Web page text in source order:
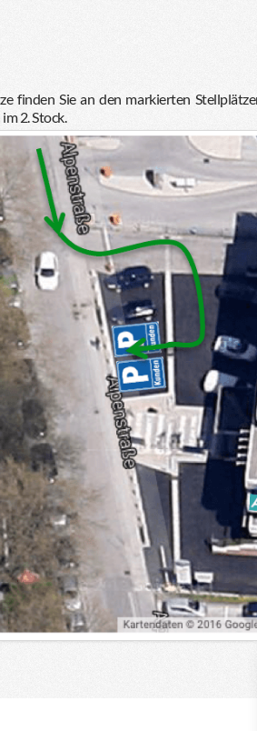
finden Sie an den markierten
2. Stock.